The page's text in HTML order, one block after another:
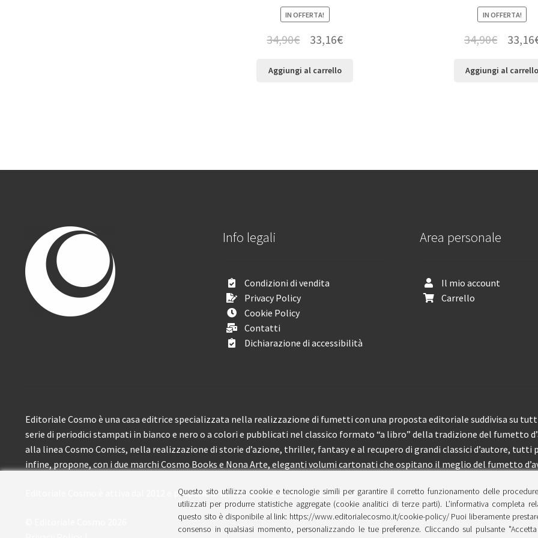
IN OFFERTA!
34,90€ 33,16€
Aggiungi al carrello
IN OFFERTA!
34,90€ 33,16
Aggiungi al carrello
Info legali
Condizioni di vendita
Privacy Policy
Cookie Policy
Contatti
Dichiarazione di accessibilità
Area personale
Il mio account
Carrello
Editoriale Cosmo è una casa editrice specializzata nella realizzazione di fumetti con una proposta editoriale suddivisa su
serie di periodici stampati in bianco e nero o a colori e pubblicati nel classico formato “a libro” della tradizione del fumetto
alla linea Cosmo Comics, nella realizzazione di storie d’azione, thriller, fantasy e al recupero di grandi classici d’autore,
infine, propone, con i due marchi Cosmo Books e Nona Arte, eleganti volumi cartonati che ospitano il meglio del fumetto
Editoriale Cosmo è attiva dal 2012 e propone ai lettori circa 150 pubblicazioni l’anno.
Questo sito utilizza cookie e tecnologie simili per garantire il corretto funzionamento delle
utilizzati per produrre statistiche aggregate (cookie analitici di terze parti). L’informativa completa
questo sito è disponibile al link: https://www.editorialecosmo.it/cookie-policy/ Puoi liberamente
consenso in qualsiasi momento, personalizzando le tue preferenze. Cliccando sul pulsante